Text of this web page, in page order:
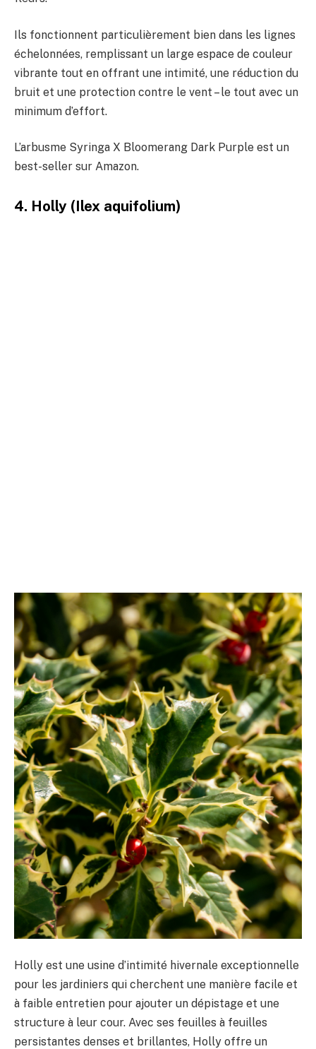
Ils fonctionnent particulièrement bien dans les lignes
échelonnées, remplissant un large espace de couleur
vibrante tout en offrant une intimité, une réduction du
bruit et une protection contre le vent – le tout avec un
minimum d’effort.
L’arbusme Syringa X Bloomerang Dark Purple est un
best-seller sur Amazon.
4. Holly (Ilex aquifolium)
Holly est une usine d’intimité hivernale exceptionnelle
pour les jardiniers qui cherchent une manière facile et
à faible entretien pour ajouter un dépistage et une
structure à leur cour. Avec ses feuilles à feuilles
persistantes denses et brillantes, Holly offre un